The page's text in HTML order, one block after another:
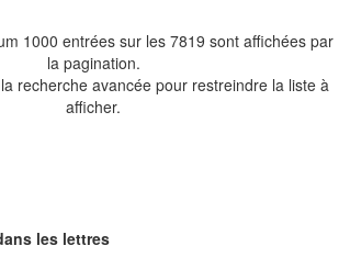
1000 entrées sur les 7819 sont affichées par
la pagination.
recherche avancée pour restreindre la liste à
afficher.
les lettres